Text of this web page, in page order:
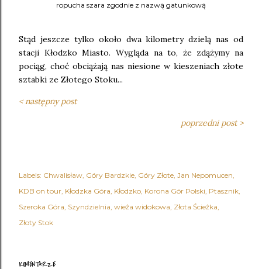
ropucha szara zgodnie z nazwą gatunkową
Stąd jeszcze tylko około dwa kilometry dzielą nas od
stacji Kłodzko Miasto. Wygląda na to, że zdążymy na
pociąg, choć obciążają nas niesione w kieszeniach złote
sztabki ze Złotego Stoku...
< następny post
poprzedni post >
Labels: Chwalisław Góry Bardzkie Góry Złote Jan Nepomucen
KDB on tour Kłodzka Góra Kłodzko Korona Gór Polski Ptasznik
Szeroka Góra Szyndzielnia wieża widokowa Złota Ścieżka
Złoty Stok
KOMENTARZE